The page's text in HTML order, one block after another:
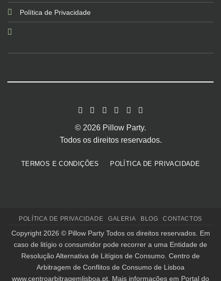
Política de Privacidade
© 2026 Pillow Party.
Todos os direitos reservados.
TERMOS E CONDIÇÕES POLÍTICA DE PRIVACIDADE
POLÍTICA DE PRIVACIDADE GALERIA BLOG CONTACTOS
Copyright 2026 © Pillow PartyTodos os direitos reservados. Em
caso de litígio o consumidor pode recorrer a uma Entidade de
Resolução Alternativa de Litígios de Consumo. Centro de
Arbitragem de Conflitos de Consumo de Lisboa
www.centroarbitragemlisboa.pt . Mais informações em Portal do